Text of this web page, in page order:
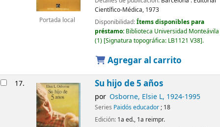
Portada local
Científico-Médica, 1973
Disponibilidad:Ítems disponibles para
préstamo: Biblioteca Universidad Monteávila
(1) Signatura topográfica: LB1121 V38 .
Agregar al carrito
17. Su hijo de 5 años
por Osborne, Elsie L, 1924-1995
Series Paidós educador; 18
Edición: 1a ed., 1a reimpr.